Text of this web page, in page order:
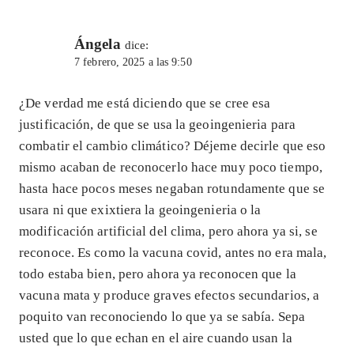
Ángela dice:
7 febrero, 2025 a las 9:50
¿De verdad me está diciendo que se cree esa
justificación, de que se usa la geoingenieria para
combatir el cambio climático? Déjeme decirle que eso
mismo acaban de reconocerlo hace muy poco tiempo,
hasta hace pocos meses negaban rotundamente que se
usara ni que exixtiera la geoingenieria o la
modificación artificial del clima, pero ahora ya si, se
reconoce. Es como la vacuna covid, antes no era mala,
todo estaba bien, pero ahora ya reconocen que la
vacuna mata y produce graves efectos secundarios, a
poquito van reconociendo lo que ya se sabía. Sepa
usted que lo que echan en el aire cuando usan la